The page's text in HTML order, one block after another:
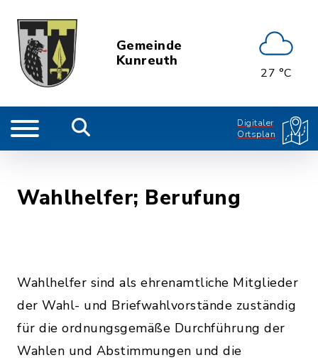
Gemeinde
Kunreuth
27 °C
Digitaler
Ortsplan
Wahlhelfer; Berufung
Wahlhelfer sind als ehrenamtliche Mitglieder
der Wahl- und Briefwahlvorstände zuständig
für die ordnungsgemäße Durchführung der
Wahlen und Abstimmungen und die